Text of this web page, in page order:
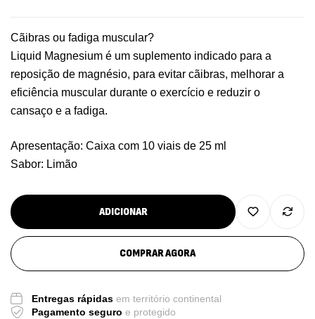
Cãibras ou fadiga muscular?
Liquid Magnesium é um suplemento indicado para a
reposição de magnésio, para evitar cãibras, melhorar a
eficiência muscular durante o exercício e reduzir o
cansaço e a fadiga.
Apresentação: Caixa com 10 viais de 25 ml
Sabor: Limão
ADICIONAR
COMPRAR AGORA
Entregas rápidas em território continental
Pagamento seguro e protegido